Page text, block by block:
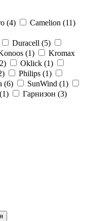
(4) Camelion (11)
Duracell (5)
(1)
Kromax
2) Oklick (1)
) Philips (1)
(6) SunWind (1)
1) Гарнизон (3)